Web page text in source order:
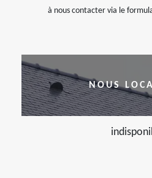
à nous contacter via le
NOUS